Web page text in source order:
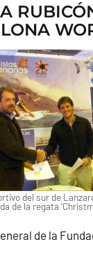
del sur de
de la regata
de la